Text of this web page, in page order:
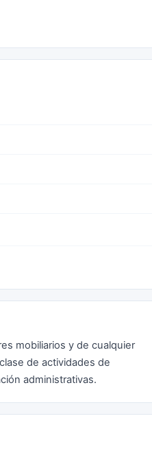
mobiliarios y de cualquier
de actividades de
administrativas.